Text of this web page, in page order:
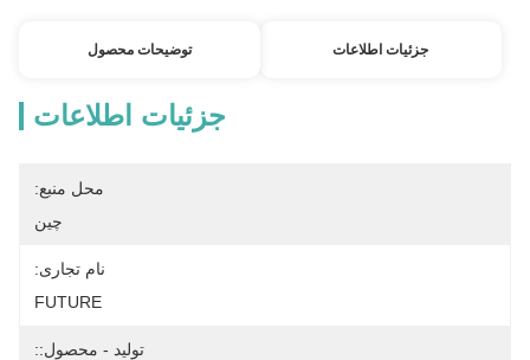
جزئیات اطلاعات توضیحات محصول
جزئیات اطلاعات
محل منبع:
چین
نام تجاری:
FUTURE
تولید - محصول::